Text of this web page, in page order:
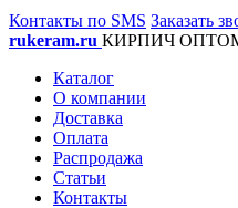
Контакты по SMS Заказать
rukeram.ru КИРПИЧ
Каталог
О компании
Доставка
Оплата
Распродажа
Статьи
Контакты